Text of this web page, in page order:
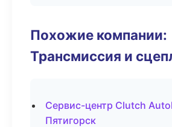
Похожие компании:
Трансмиссия и
Сервис-центр Clutch
Пятигорск